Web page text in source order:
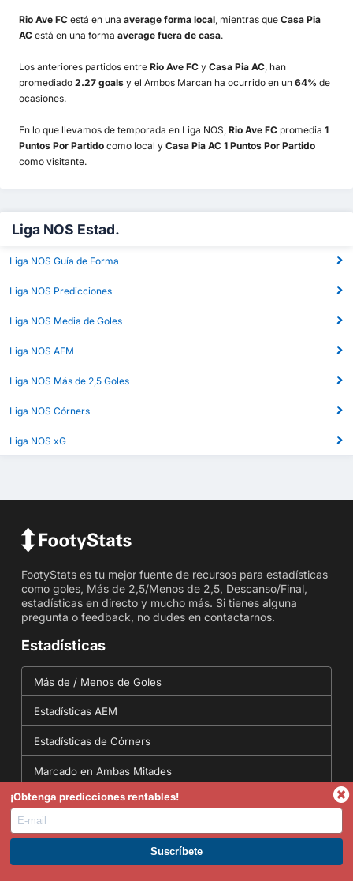
Rio Ave FC está en una average forma local, mientras que Casa Pia
AC está en una forma average fuera de casa.
Los anteriores partidos entre Rio Ave FC y Casa Pia AC, han
promediado 2.27 goals y el Ambos Marcan ha ocurrido en un 64% de
ocasiones.
En lo que llevamos de temporada en Liga NOS, Rio Ave FC promedia 1
Puntos Por Partido como local y Casa Pia AC 1 Puntos Por Partido
como visitante.
Liga NOS Estad.
Liga NOS Guía de Forma
Liga NOS Predicciones
Liga NOS Media de Goles
Liga NOS AEM
Liga NOS Más de 2,5 Goles
Liga NOS Córners
Liga NOS xG
FootyStats es tu mejor fuente de recursos para estadísticas
como goles, Más de 2,5/Menos de 2,5, Descanso/Final,
estadísticas en directo y mucho más. Si tienes alguna
pregunta o feedback, no dudes en contactarnos.
Estadísticas
Más de / Menos de Goles
Estadísticas AEM
Estadísticas de Córners
Marcado en Ambas Mitades
Estadísticas de Marcador Correcto
Herramientas
ÚNETE A PREMIUM. GANA AHORA.
¡Obtenga predicciones rentables!